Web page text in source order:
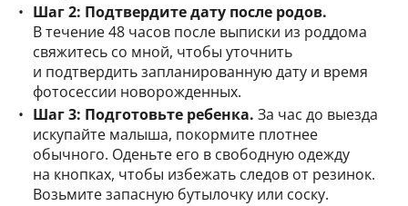
Шаг 2: Подтвердите дату после родов.
В течение 48 часов после выписки из роддома
свяжитесь со мной, чтобы уточнить
и подтвердить запланированную дату и время
фотосессии новорожденных.
Шаг 3: Подготовьте ребенка. За час до выезда
искупайте малыша, покормите плотнее
обычного. Оденьте его в свободную одежду
на кнопках, чтобы избежать следов от резинок.
Возьмите запасную бутылочку или соску.